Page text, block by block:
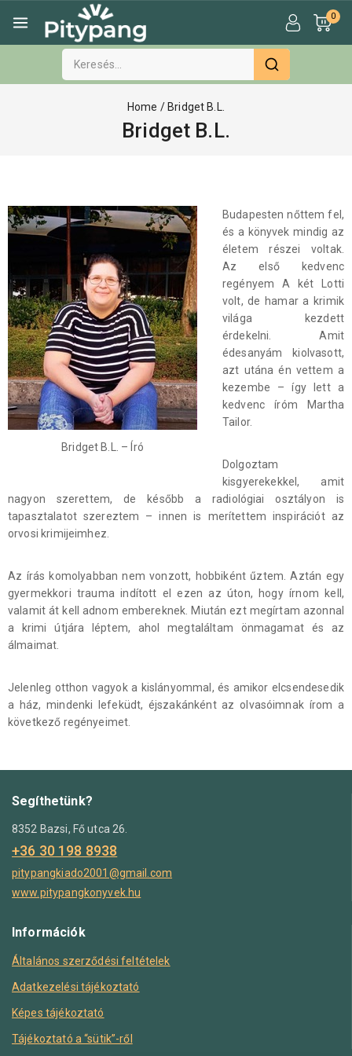
0
Home / Bridget B.L.
Bridget B.L.
Bridget B.L. – Író
Budapesten nőttem fel,
és a könyvek mindig az
életem részei voltak.
Az első kedvenc
regényem A két Lotti
volt, de hamar a krimik
világa kezdett
érdekelni. Amit
édesanyám kiolvasott,
azt utána én vettem a
kezembe – így lett a
kedvenc íróm Martha
Tailor.
Dolgoztam
kisgyerekekkel, amit
nagyon szerettem, de később a radiológiai osztályon is
tapasztalatot szereztem – innen is merítettem inspirációt az
orvosi krimijeimhez.
Az írás komolyabban nem vonzott, hobbiként űztem. Aztán egy
gyermekkori trauma indított el ezen az úton, hogy írnom kell,
valamit át kell adnom embereknek. Miután ezt megírtam azonnal
a krimi útjára léptem, ahol megtaláltam önmagamat és az
álmaimat.
Jelenleg otthon vagyok a kislányommal, és amikor elcsendesedik
a ház, mindenki lefeküdt, éjszakánként az olvasóimnak írom a
következő regényeimet.
Segíthetünk?
8352 Bazsi, Fő utca 26.
+36 30 198 8938
pitypangkiado2001@gmail.com
www.pitypangkonyvek.hu
Információk
Általános szerződési feltételek
Adatkezelési tájékoztató
Képes tájékoztató
Tájékoztató a “sütik”-ről